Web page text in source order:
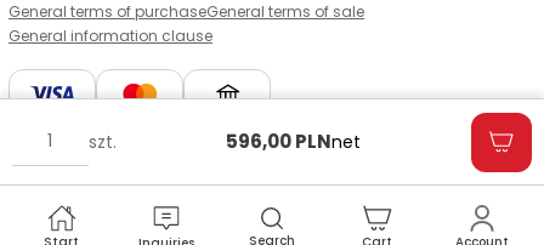
Search
szt. 596,00PLNnet
General terms of purchaseGeneral terms of sale
General information clause
© Copyright by Aserto, 2026